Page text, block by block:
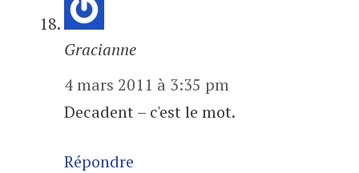
Gracianne
4 mars 2011 à 3:35 pm
Decadent – c'est le mot.
Répondre